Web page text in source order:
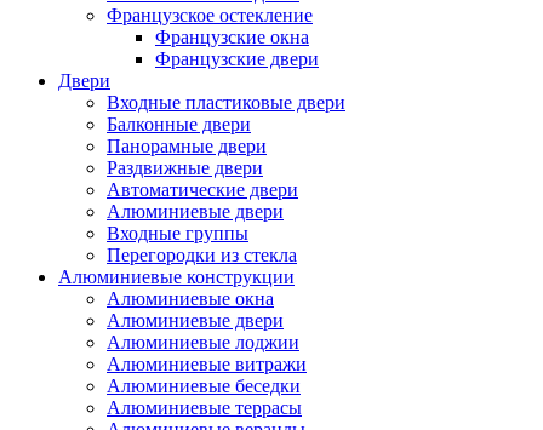
Французское остекление
Французские окна
Французские двери
Двери
Входные пластиковые двери
Балконные двери
Панорамные двери
Раздвижные двери
Автоматические двери
Алюминиевые двери
Входные группы
Перегородки из стекла
Алюминиевые конструкции
Алюминиевые окна
Алюминиевые двери
Алюминиевые лоджии
Алюминиевые витражи
Алюминиевые беседки
Алюминиевые террасы